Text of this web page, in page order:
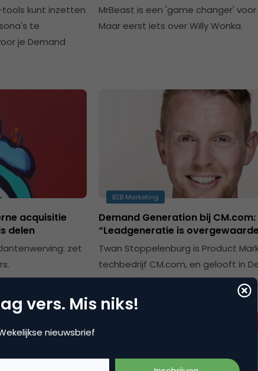
tools kunt inzetten
te
je Demand
MrBeast is een 'game changer' voor
Maar eerst iets over Willy Wonka.
acquisitie
delen
zet
B2B Marketing
Demand Generation bij CM.com:
“Leadgeneratie is
Twan Stoppelenburg is Product
techbedrijf CM.com, en gelooft in
Generation.
vers. Mis niks!
nieuwsbrief